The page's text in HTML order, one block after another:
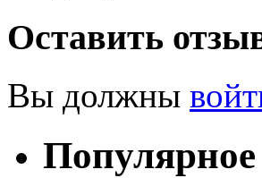
Оставить
Вы должны
Популярное